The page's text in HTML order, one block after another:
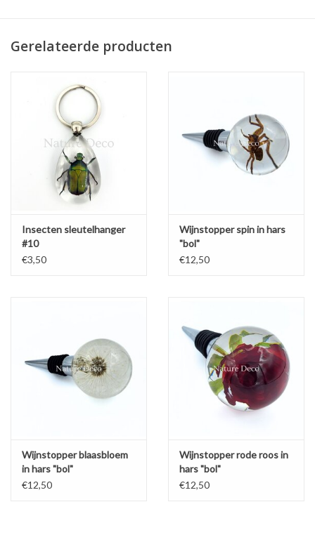
Gerelateerde producten
Insecten sleutelhanger
#10
€3,50
Wijnstopper spin in hars
"bol"
€12,50
Wijnstopper blaasbloem
in hars "bol"
€12,50
Wijnstopper rode roos in
hars "bol"
€12,50